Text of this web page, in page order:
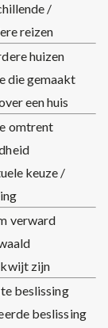
/
reizen
huizen
die gemaakt
een huis
omtrent
keuze /
verward
kwijt zijn
beslissing
beslissing